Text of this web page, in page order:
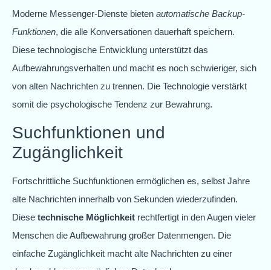
Moderne Messenger-Dienste bieten automatische Backup-
Funktionen, die alle Konversationen dauerhaft speichern.
Diese technologische Entwicklung unterstützt das
Aufbewahrungsverhalten und macht es noch schwieriger, sich
von alten Nachrichten zu trennen. Die Technologie verstärkt
somit die psychologische Tendenz zur Bewahrung.
Suchfunktionen und
Zugänglichkeit
Fortschrittliche Suchfunktionen ermöglichen es, selbst Jahre
alte Nachrichten innerhalb von Sekunden wiederzufinden.
Diese technische Möglichkeit rechtfertigt in den Augen vieler
Menschen die Aufbewahrung großer Datenmengen. Die
einfache Zugänglichkeit macht alte Nachrichten zu einer